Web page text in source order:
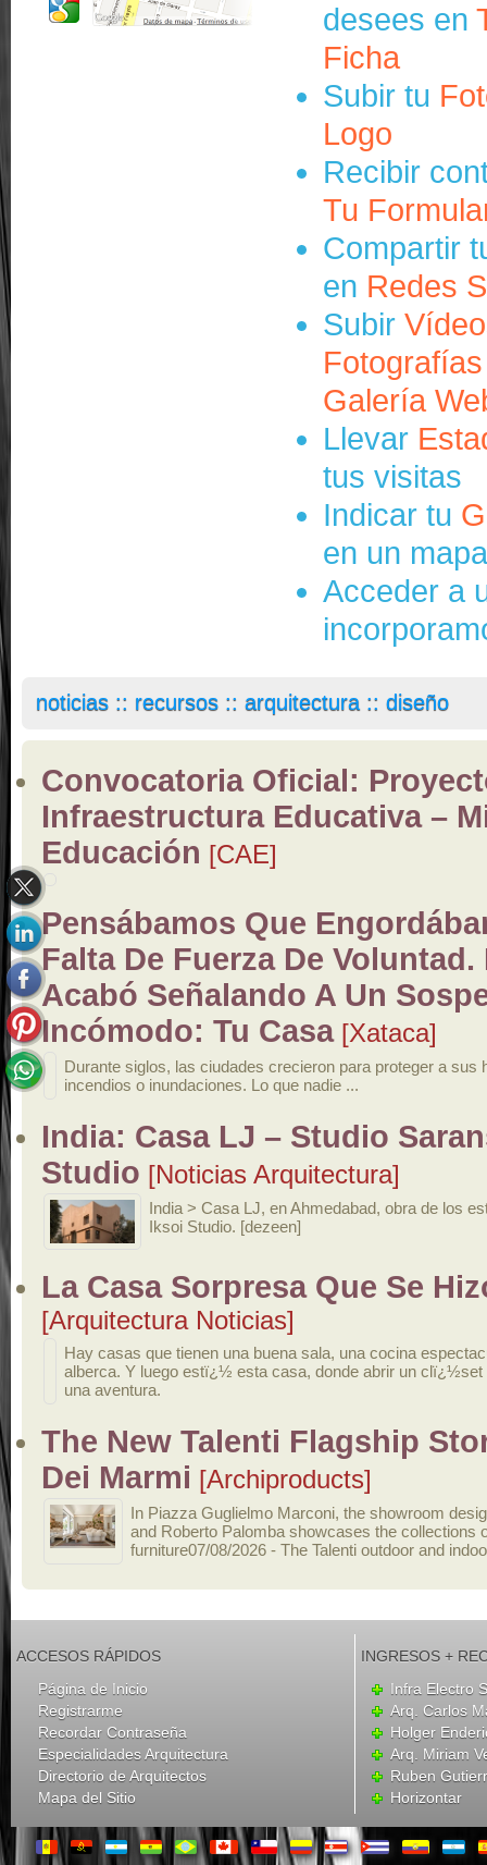
desees en
Ficha
Subir tu
Logo
Recibir
Tu
Compartir
en Redes
Subir
Fotografías
Galería
Llevar
tus visitas
Indicar tu
en un
Acceder a
noticias :: recursos :: arquitectura :: diseño
Convocatoria Oficial:
Infraestructura Educativa –
Educación [CAE]
Pensábamos Que
Falta De Fuerza De Voluntad.
Acabó Señalando A Un
Incómodo: Tu Casa[Xataca]
Durante siglos, las ciudades crecieron para proteger a sus
incendios o inundaciones. Lo que nadie ...
India: Casa LJ – Studio
Studio [Noticias Arquitectura]
India > Casa LJ, en Ahmedabad, obra de los
Iksoi Studio. [dezeen]
La Casa Sorpresa Que Se
[Arquitectura Noticias]
Hay casas que tienen una buena sala, una cocina
alberca. Y luego estï¿½ esta casa, donde abrir un clï¿½set
una aventura.
The New Talenti Flagship
Dei Marmi [Archiproducts]
In Piazza Guglielmo Marconi, the showroom
and Roberto Palomba showcases the collections
furniture07/08/2026 - The Talenti outdoor and
ACCESOS RÁPIDOS
Página de Inicio
Registrarme
Recordar Contraseña
Especialidades Arquitectura
Directorio de Arquitectos
Mapa del Sitio
INGRESOS +
Infra Electro
Arq. Carlos
Holger
Arq. Miriam
Ruben
Horizontar